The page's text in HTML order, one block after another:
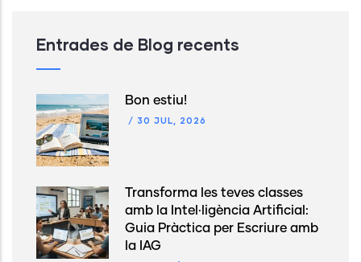
Entrades de Blog recents
Bon estiu!
/ 30 JUL, 2026
Transforma les teves classes
amb la Intel·ligència Artificial:
Guia Pràctica per Escriure amb
la IAG